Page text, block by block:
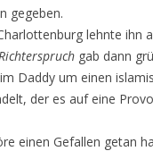
gegeben.
lehnte ihn
gab dann
Daddy um einen
der es auf eine
einen Gefallen getan